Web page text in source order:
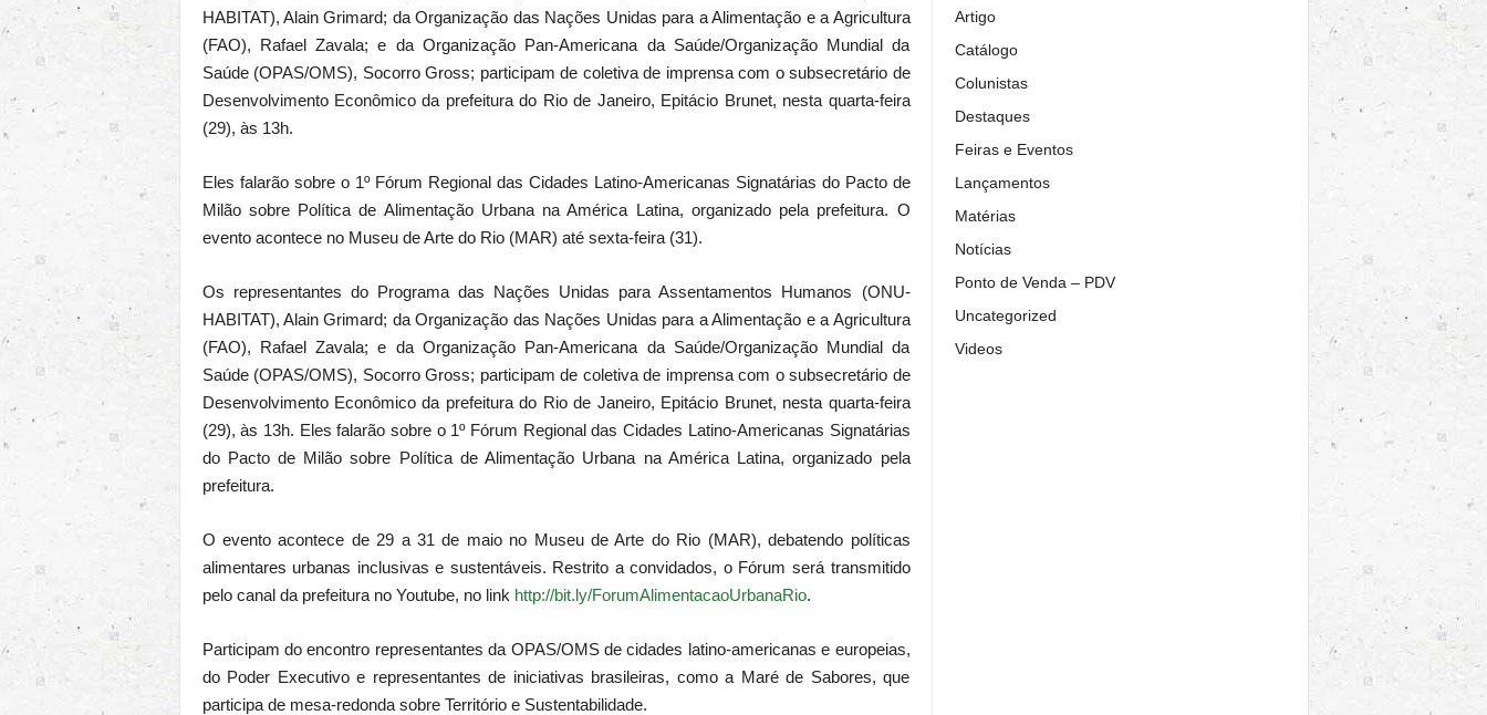
HABITAT), Alain Grimard; da Organização das Nações Unidas para a Alimentação e a Agricultura
(FAO), Rafael Zavala; e da Organização Pan-Americana da Saúde/Organização Mundial da
Saúde (OPAS/OMS), Socorro Gross; participam de coletiva de imprensa com o subsecretário de
Desenvolvimento Econômico da prefeitura do Rio de Janeiro, Epitácio Brunet, nesta quarta-feira
(29), às 13h.
Eles falarão sobre o 1º Fórum Regional das Cidades Latino-Americanas Signatárias do Pacto de
Milão sobre Política de Alimentação Urbana na América Latina, organizado pela prefeitura. O
evento acontece no Museu de Arte do Rio (MAR) até sexta-feira (31).
Os representantes do Programa das Nações Unidas para Assentamentos Humanos (ONU-
HABITAT), Alain Grimard; da Organização das Nações Unidas para a Alimentação e a Agricultura
(FAO), Rafael Zavala; e da Organização Pan-Americana da Saúde/Organização Mundial da
Saúde (OPAS/OMS), Socorro Gross; participam de coletiva de imprensa com o subsecretário de
Desenvolvimento Econômico da prefeitura do Rio de Janeiro, Epitácio Brunet, nesta quarta-feira
(29), às 13h. Eles falarão sobre o 1º Fórum Regional das Cidades Latino-Americanas Signatárias
do Pacto de Milão sobre Política de Alimentação Urbana na América Latina, organizado pela
prefeitura.
O evento acontece de 29 a 31 de maio no Museu de Arte do Rio (MAR), debatendo políticas
alimentares urbanas inclusivas e sustentáveis. Restrito a convidados, o Fórum será transmitido
pelo canal da prefeitura no Youtube, no link http://bit.ly/ForumAlimentacaoUrbanaRio.
Participam do encontro representantes da OPAS/OMS de cidades latino-americanas e europeias,
do Poder Executivo e representantes de iniciativas brasileiras, como a Maré de Sabores, que
participa de mesa-redonda sobre Território e Sustentabilidade.
Artigo
Catálogo
Colunistas
Destaques
Feiras e Eventos
Lançamentos
Matérias
Notícias
Ponto de Venda – PDV
Uncategorized
Videos